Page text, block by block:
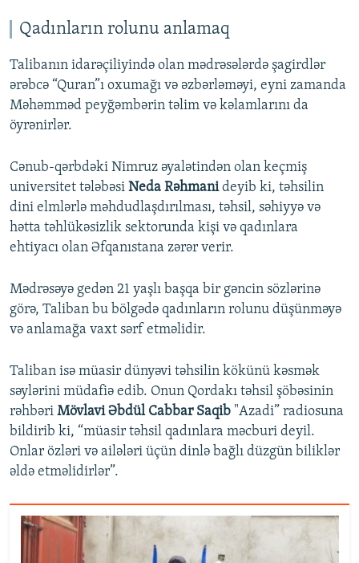
Qadınların rolunu anlamaq
Talibanın idarəçiliyində olan mədrəsələrdə şagirdlər
ərəbcə “Quran”ı oxumağı və əzbərləməyi, eyni zamanda
Məhəmməd peyğəmbərin təlim və kəlamlarını da
öyrənirlər.
Cənub-qərbdəki Nimruz əyalətindən olan keçmiş
universitet tələbəsi Neda Rəhmanideyib ki, təhsilin
dini elmlərlə məhdudlaşdırılması, təhsil, səhiyyə və
hətta təhlükəsizlik sektorunda kişi və qadınlara
ehtiyacı olan Əfqanıstana zərər verir.
Mədrəsəyə gedən 21 yaşlı başqa bir gəncin sözlərinə
görə, Taliban bu bölgədə qadınların rolunu düşünməyə
və anlamağa vaxt sərf etməlidir.
Taliban isə müasir dünyəvi təhsilin kökünü kəsmək
səylərini müdafiə edib. Onun Qordakı təhsil şöbəsinin
rəhbəri Mövlavi Əbdül Cabbar Saqib "Azadi” radiosuna
bildirib ki, “müasir təhsil qadınlara məcburi deyil.
Onlar özləri və ailələri üçün dinlə bağlı düzgün biliklər
əldə etməlidirlər”.